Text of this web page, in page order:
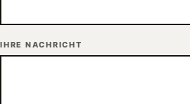
IHRE NACHRICHT